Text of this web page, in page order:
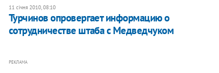
11 січня 2010, 08:10
Турчинов опровергает информацию о
сотрудничестве штаба с Медведчуком
РЕКЛАМА